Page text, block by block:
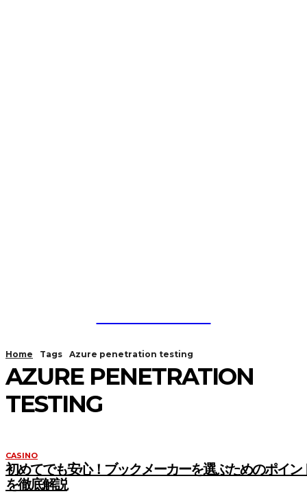
Home Tags Azure penetration testing
AZURE PENETRATION
TESTING
CASINO
初めてでも安心！ブックメーカーを選ぶためのポイン
を徹底解説